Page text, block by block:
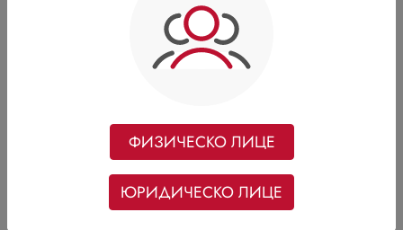
ФИЗИЧЕСКО ЛИЦЕ
ЮРИДИЧЕСКО ЛИЦЕ